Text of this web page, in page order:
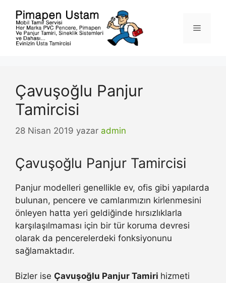
Menü
Çavuşoğlu Panjur
Tamircisi
28 Nisan 2019 yazar admin
Çavuşoğlu Panjur Tamircisi
Panjur modelleri genellikle ev, ofis gibi yapılarda
bulunan, pencere ve camlarımızın kirlenmesini
önleyen hatta yeri geldiğinde hırsızlıklarla
karşılaşılmaması için bir tür koruma devresi
olarak da pencerelerdeki fonksiyonunu
sağlamaktadır.
Bizler ise Çavuşoğlu Panjur Tamiri hizmeti